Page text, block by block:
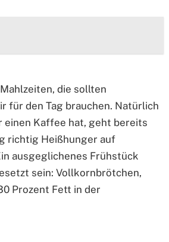
die sollten
für den Tag brauchen. Natürlich
einen Kaffee hat, geht bereits
richtig Heißhunger auf
ausgeglichenes Frühstück
sein: Vollkornbrötchen,
Prozent Fett in der